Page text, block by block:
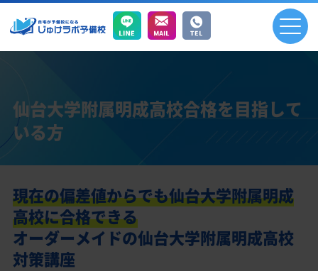
仙台大学附属明成高校合格を目指して
いる方
現在の偏差値からでも仙台大学附属明成
高校に合格できる
オーダーメイドの仙台大学附属明成高校
対策講座